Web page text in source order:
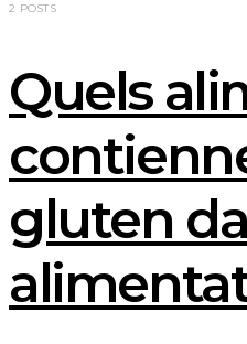
2 POSTS
Quels
gluten